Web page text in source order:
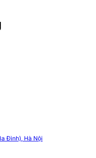
nhà TID Tower Liễu
hạn.
tế tiêu thụ.
thuê làm ngoài giờ đến
số 1 Nguyễn Thị
Đình), Hà Nội